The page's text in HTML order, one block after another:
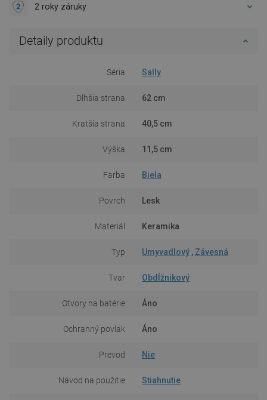
2 roky záruky
Detaily produktu
Séria Sally
Dlhšia strana 62 cm
Kratšia strana 40,5 cm
Výška 11,5 cm
Farba Biela
Povrch Lesk
Materiál Keramika
Typ Umyvadlový , Závesná
Tvar Obdĺžnikový
Otvory na batérie Áno
Ochranný povlak Áno
Prevod Nie
Návod na použitie Stiahnutie